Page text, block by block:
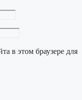
в этом браузере для